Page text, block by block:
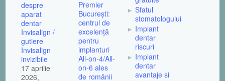
despre
aparat
dentar
Invisalign /
gutiere
Invisalign
invizibile
17 aprilie
2026,
Premier
București:
centrul de
excelență
pentru
implanturi
All-on-4/All-
on-6 ales
de românii
Sfatul
stomatologului
Implant
dentar
riscuri
Implant
dentar
avantaje si